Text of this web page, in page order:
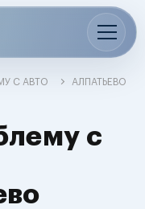
С АВТО АЛПАТЬЕВО
с